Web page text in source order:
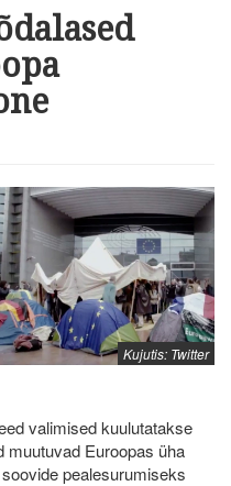
Kujutis: Twitter
valimised kuulutatakse
Euroopas üha
pealesurumiseks